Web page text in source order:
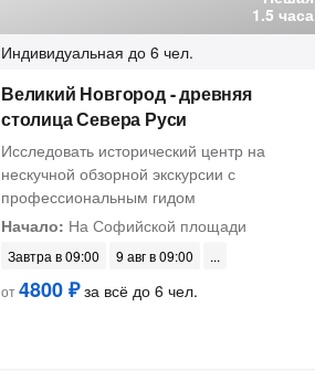
1.5 часа
Индивидуальная до 6 чел.
Великий Новгород - древняя
столица Севера Руси
Исследовать исторический центр на
нескучной обзорной экскурсии с
профессиональным гидом
Начало: На Софийской площади
Завтра в 09:00
9 авг в 09:00
от4800 ₽за всё до 6 чел.